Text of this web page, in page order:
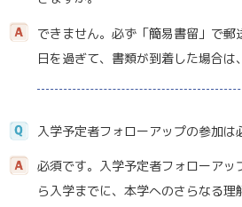
できません。必ず「簡易書留」で郵
日を過ぎて、書類が到着した場合は
入学予定者フォローアップの参加は
必須です。入学予定者フォローアッ
ら入学までに、本学へのさらなる理